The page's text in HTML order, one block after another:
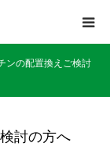
の配置換えご検討
討の方へ